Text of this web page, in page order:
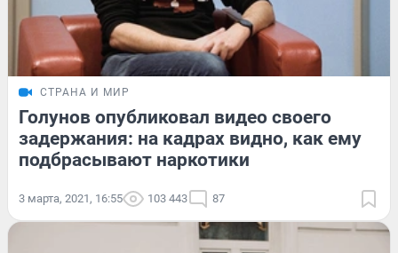
СТРАНА И МИР
Голунов опубликовал видео своего
задержания: на кадрах видно, как ему
подбрасывают наркотики
3 марта, 2021, 16:55 103 443 87